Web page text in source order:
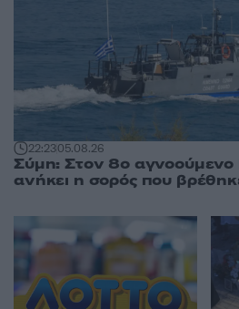
22:2305.08.26
Σύμη: Στον 8ο αγνοούμενο
ανήκει η σορός που